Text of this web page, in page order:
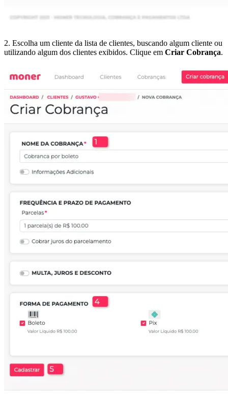
2. Escolha um cliente da lista de clientes, buscando algum cliente ou
utilizando algum dos clientes exibidos. Clique em Criar Cobrança.